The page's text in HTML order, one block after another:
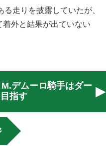
走りを披露していたが、
外と結果が出ていない
デムーロ騎手はダー
指す